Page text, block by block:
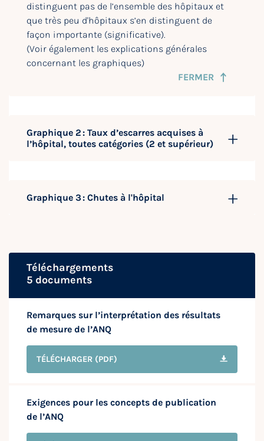
distinguent pas de l’ensemble des hôpitaux et
que très peu d'hôpitaux s’en distinguent de
façon importante (significative).
(Voir également les explications générales
concernant les graphiques)
FERMER
Graphique 2 : Taux d’escarres acquises à
l’hôpital, toutes catégories (2 et supérieur)
Graphique 3 : Chutes à l'hôpital
Téléchargements
5 documents
Remarques sur l’interprétation des résultats
de mesure de l’ANQ
TÉLÉCHARGER (PDF)
Exigences pour les concepts de publication
de l’ANQ